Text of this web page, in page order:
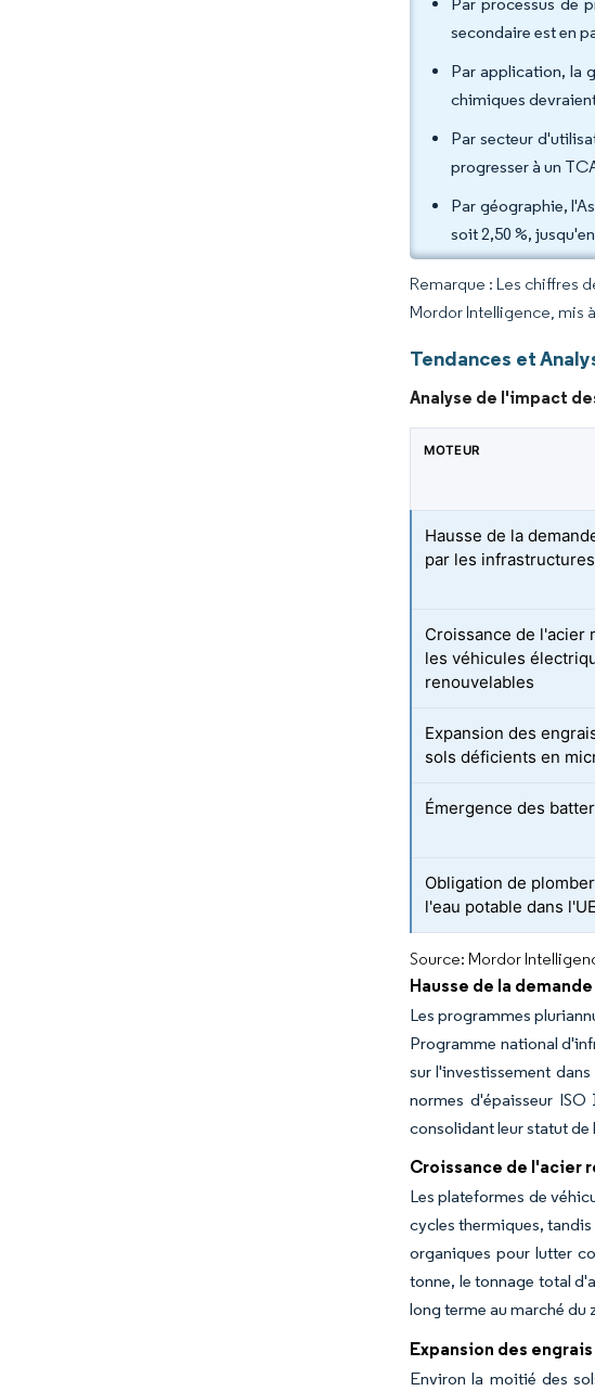
secondaire est en
Par application, la
chimiques
Par secteur
progresser à un
Par géographie,
soit 2,50 %,
Remarque : Les chiffres
Mordor Intelligence, mis
Tendances et
Analyse de l'impact
MOTEUR
Hausse de la
par les infrastructures
Croissance de l'acier
les véhicules
renouvelables
Expansion des
sols déficients en
Émergence des
Obligation de
l'eau potable dans l'UE
Source: Mordor
Hausse de la
Les programmes
Programme national
sur l'investissement
normes d'épaisseur
consolidant leur statut
Croissance de l'acier
Les plateformes de
cycles thermiques,
organiques pour lutter
tonne, le tonnage total
long terme au marché du
Expansion des
Environ la moitié des